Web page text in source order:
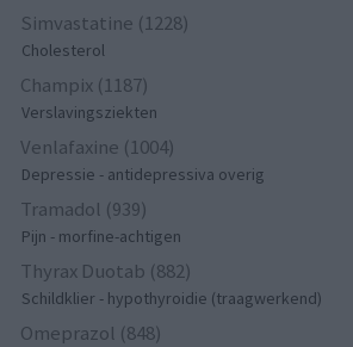
Simvastatine (1228)
Cholesterol
Champix (1187)
Verslavingsziekten
Venlafaxine (1004)
Depressie - antidepressiva overig
Tramadol (939)
Pijn - morfine-achtigen
Thyrax Duotab (882)
Schildklier - hypothyroidie (traagwerkend)
Omeprazol (848)